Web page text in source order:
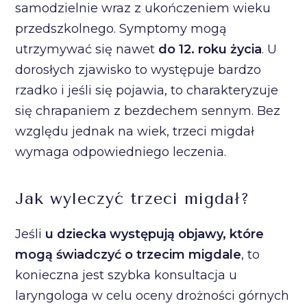
samodzielnie wraz z ukończeniem wieku
przedszkolnego. Symptomy mogą
utrzymywać się nawet do 12. roku życia. U
dorosłych zjawisko to występuje bardzo
rzadko i jeśli się pojawia, to charakteryzuje
się chrapaniem z bezdechem sennym. Bez
względu jednak na wiek, trzeci migdał
wymaga odpowiedniego leczenia.
Jak wyleczyć trzeci migdał?
Jeśli u dziecka występują objawy, które
mogą świadczyć o trzecim migdale, to
konieczna jest szybka konsultacja u
laryngologa w celu oceny drożności górnych